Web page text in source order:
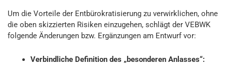
Um die Vorteile der Entbürokratisierung zu verwirklichen, ohne
die oben skizzierten Risiken einzugehen, schlägt der VEBWK
folgende Änderungen bzw. Ergänzungen am Entwurf vor:
Verbindliche Definition des „besonderen Anlasses“: